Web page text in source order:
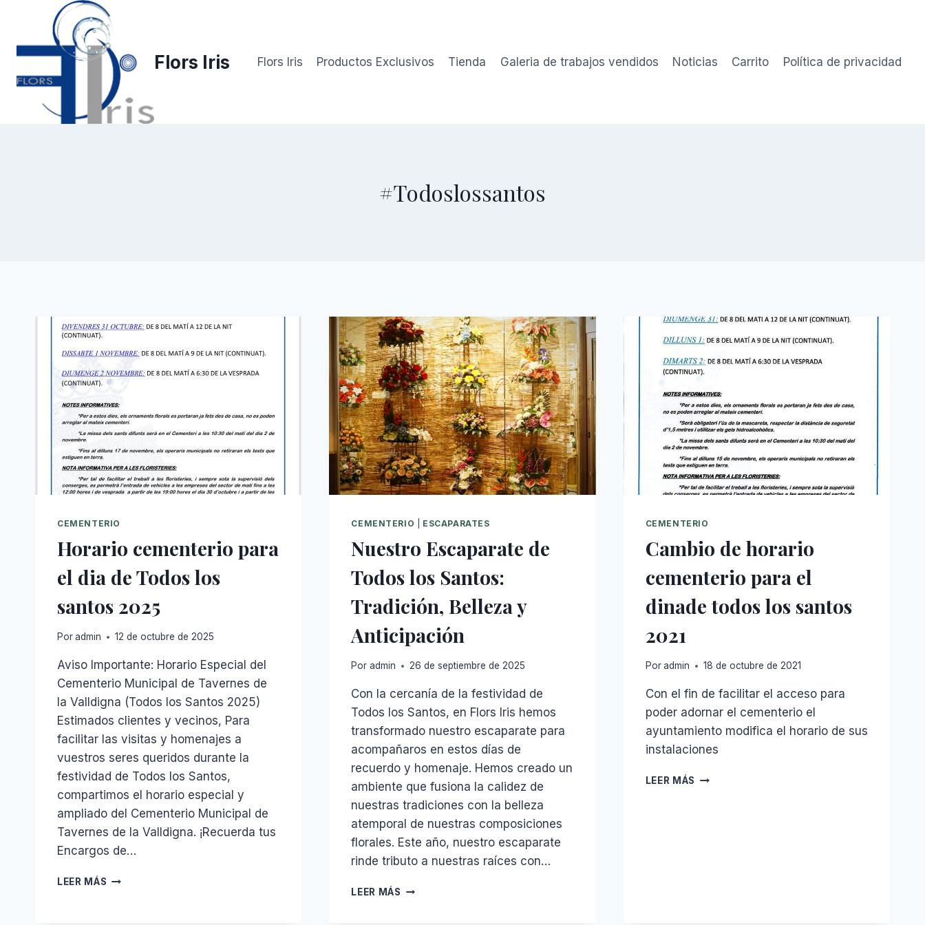
contenido
Flors Iris Flors Iris Productos Exclusivos Tienda Galeria de trabajos vendidos Noticias Carrito Política de privacidad
#Todoslossantos
CEMENTERIO
Horario cementerio para
el dia de Todos los
santos 2025
Poradmin 12 de octubre de 2025
Aviso Importante: Horario Especial del
Cementerio Municipal de Tavernes de
la Valldigna (Todos los Santos 2025)
Estimados clientes y vecinos, Para
facilitar las visitas y homenajes a
vuestros seres queridos durante la
festividad de Todos los Santos,
compartimos el horario especial y
ampliado del Cementerio Municipal de
Tavernes de la Valldigna. ¡Recuerda tus
Encargos de…
LEER MÁS HORARIO
CEMENTERIO ESCAPARATES
Nuestro Escaparate de
Todos los Santos:
Tradición, Belleza y
Anticipación
Por admin 26 de septiembre de 2025
Con la cercanía de la festividad de
Todos los Santos, en Flors Iris hemos
transformado nuestro escaparate para
acompañaros en estos días de
recuerdo y homenaje. Hemos creado un
ambiente que fusiona la calidez de
nuestras tradiciones con la belleza
atemporal de nuestras composiciones
florales. Este año, nuestro escaparate
rinde tributo a nuestras raíces con…
LEER MÁS NUESTRO
CEMENTERIO
Cambio de horario
cementerio para el
dinade todos los santos
2021
Por admin 18 de octubre de 2021
Con el fin de facilitar el acceso para
poder adornar el cementerio el
ayuntamiento modifica el horario de sus
instalaciones
LEER MÁS CAMBIO